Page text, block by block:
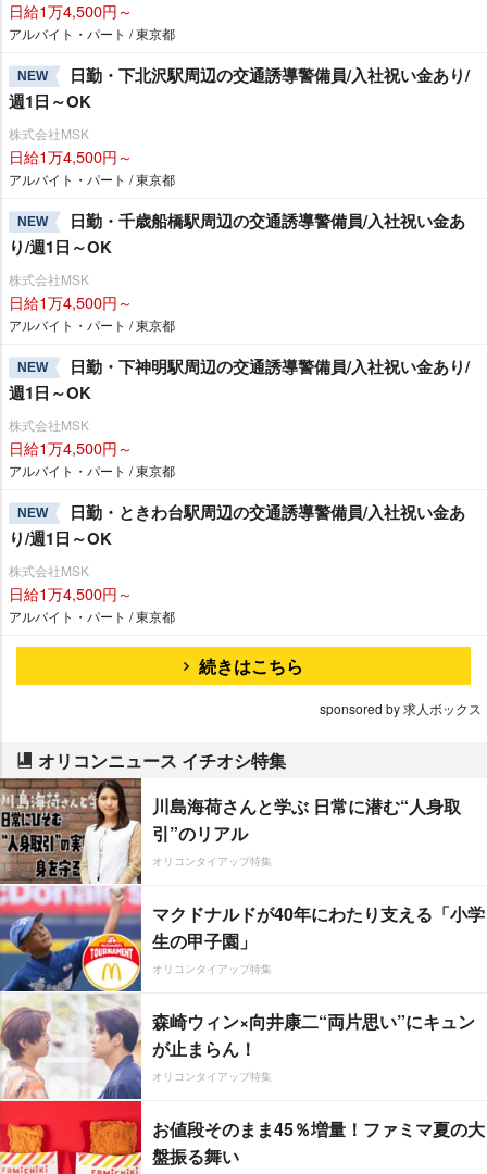
日給1万4,500円～
アルバイト・パート / 東京都
NEW
日勤・下北沢駅周辺の交通誘導警備員/入社祝い金あり/
週1日～OK
株式会社MSK
日給1万4,500円～
アルバイト・パート / 東京都
NEW
日勤・千歳船橋駅周辺の交通誘導警備員/入社祝い金あ
り/週1日～OK
株式会社MSK
日給1万4,500円～
アルバイト・パート / 東京都
NEW
日勤・下神明駅周辺の交通誘導警備員/入社祝い金あり/
週1日～OK
株式会社MSK
日給1万4,500円～
アルバイト・パート / 東京都
NEW
日勤・ときわ台駅周辺の交通誘導警備員/入社祝い金あ
り/週1日～OK
株式会社MSK
日給1万4,500円～
アルバイト・パート / 東京都
続きはこちら
sponsored by 求人ボックス
オリコンニュース イチオシ特集
川島海荷さんと学ぶ 日常に潜む“人身取
引”のリアル
オリコンタイアップ特集
マクドナルドが40年にわたり支える「小学
生の甲子園」
オリコンタイアップ特集
森崎ウィン×向井康二“両片思い”にキュン
が止まらん！
オリコンタイアップ特集
お値段そのまま45％増量！ファミマ夏の大
盤振る舞い